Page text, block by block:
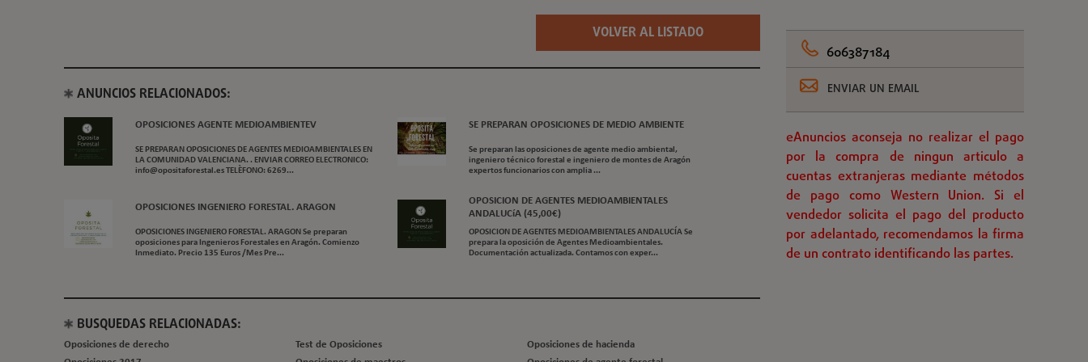
VOLVER AL LISTADO
ANUNCIOS RELACIONADOS:
OPOSICIONES AGENTE MEDIOAMBIENTEV
SE PREPARAN OPOSICIONES DE AGENTES MEDIOAMBIENTALES EN
LA COMUNIDAD VALENCIANA. . ENVIAR CORREO ELECTRONICO:
info@opositaforestal.esTELÈFONO: 6269...
SE PREPARAN OPOSICIONES DE MEDIO AMBIENTE
Se preparan las oposiciones de agente medio ambiental,
ingeniero técnico forestal e ingeniero de montes de Aragón
expertos funcionarios con amplia ...
OPOSICIONES INGENIERO FORESTAL. ARAGON
OPOSICIONES INGENIERO FORESTAL. ARAGON Se preparan
oposiciones para Ingenieros Forestales en Aragón. Comienzo
Inmediato. Precio 135 Euros /Mes Pre...
OPOSICION DE AGENTES MEDIOAMBIENTALES
ANDALUCíA (45,00€)
OPOSICION DE AGENTES MEDIOAMBIENTALES ANDALUCÍA Se
prepara la oposición de Agentes Medioambientales.
Documentación actualizada. Contamos con exper...
BUSQUEDAS RELACIONADAS:
Oposiciones de derecho Test de Oposiciones
Oposiciones de hacienda
606387184
ENVIAR UN EMAIL
eAnuncios aconseja no realizar el pago
por la compra de ningun articulo a
cuentas extranjeras mediante métodos
de pago como Western Union. Si el
vendedor solicita el pago del producto
por adelantado, recomendamos la firma
de un contrato identificando las partes.